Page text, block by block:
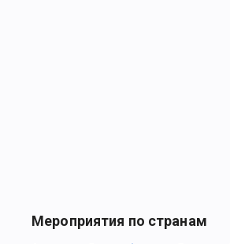
Мероприятия по странам